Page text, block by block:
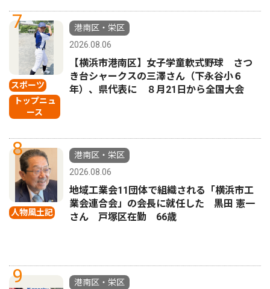
7
スポーツ
トップニュ
ース
港南区・栄区
2026.08.06
【横浜市港南区】女子学童軟式野球 さつ
き台シャークスの三澤さん（下永谷小６
年）、県代表に ８月21日から全国大会
8
人物風土記
港南区・栄区
2026.08.06
地域工業会11団体で組織される「横浜市工
業会連合会」の会長に就任した 黒田 憲一
さん 戸塚区在勤 66歳
9
港南区・栄区